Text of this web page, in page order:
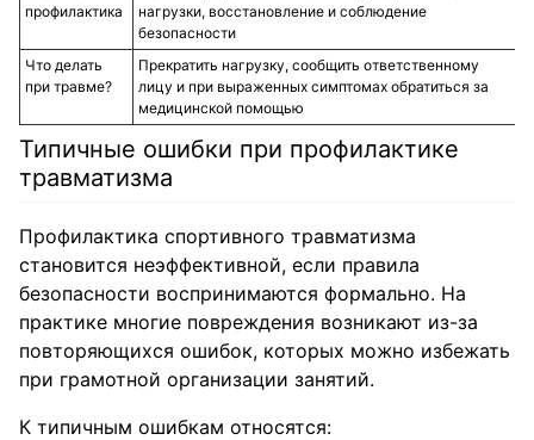
профилактика
нагрузки, восстановление и соблюдение
безопасности
Что делать
при травме?
Прекратить нагрузку, сообщить ответственному
лицу и при выраженных симптомах обратиться за
медицинской помощью
Типичные ошибки при профилактике
травматизма
Профилактика спортивного травматизма
становится неэффективной, если правила
безопасности воспринимаются формально. На
практике многие повреждения возникают из-за
повторяющихся ошибок, которых можно избежать
при грамотной организации занятий.
К типичным ошибкам относятся: